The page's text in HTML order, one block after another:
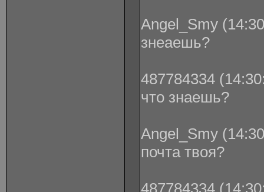
Angel_Smy
знеаешь?
487784334
что знаешь?
Angel_Smy
почта твоя?
487784334